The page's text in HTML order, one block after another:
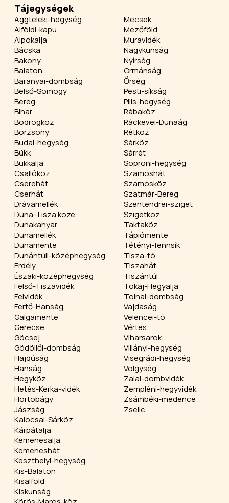
Tájegységek
Aggteleki-hegység
Alföldi-kapu
Alpokalja
Bácska
Bakony
Balaton
Baranyai-dombság
Belső-Somogy
Bereg
Bihar
Bodrogköz
Börzsöny
Budai-hegység
Bükk
Bükkalja
Csallóköz
Cserehát
Cserhát
Drávamellék
Duna-Tisza köze
Dunakanyar
Dunamellék
Dunamente
Dunántúli-középhegység
Erdély
Északi-középhegység
Felső-Tiszavidék
Felvidék
Fertő-Hanság
Galgamente
Gerecse
Göcsej
Gödöllői-dombság
Hajdúság
Hanság
Hegyköz
Hetés-Kerka-vidék
Hortobágy
Jászság
Kalocsai-Sárköz
Kárpátalja
Kemenesalja
Kemeneshát
Keszthelyi-hegység
Kis-Balaton
Kisalföld
Kiskunság
Mecsek
Mezőföld
Muravidék
Nagykunság
Nyírség
Ormánság
Őrség
Pesti-síkság
Pilis-hegység
Rábaköz
Ráckevei-Dunaág
Rétköz
Sárköz
Sárrét
Soproni-hegység
Szamoshát
Szamosköz
Szatmár-Bereg
Szentendrei-sziget
Szigetköz
Taktaköz
Tápiómente
Tétényi-fennsík
Tisza-tó
Tiszahát
Tiszántúl
Tokaj-Hegyalja
Tolnai-dombság
Vajdaság
Velencei-tó
Vértes
Viharsarok
Villányi-hegység
Visegrádi-hegység
Völgység
Zalai-dombvidék
Zempléni-hegyvidék
Zsámbéki-medence
Zselic